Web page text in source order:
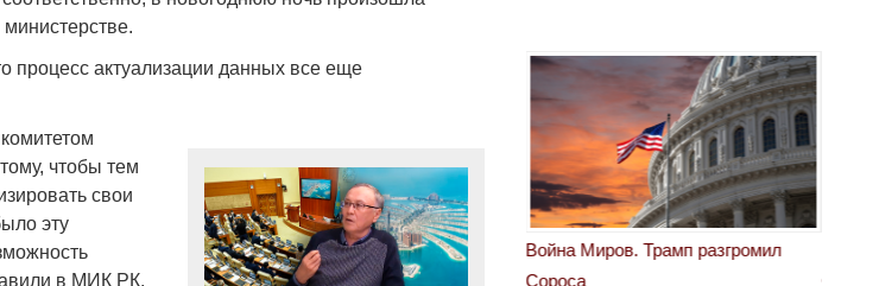
процесс актуализации данных все еще
чтобы тем
свои
эту
в МИК РК.
Война Миров. Трамп разгромил
Сороса
Война Миров. Трамп разгромил
Сороса